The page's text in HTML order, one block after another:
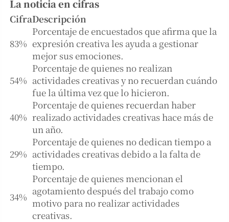
La noticia en cifras
CifraDescripción
83%
Porcentaje de encuestados que afirma que la
expresión creativa les ayuda a gestionar
mejor sus emociones.
54%
Porcentaje de quienes no realizan
actividades creativas y no recuerdan cuándo
fue la última vez que lo hicieron.
40%
Porcentaje de quienes recuerdan haber
realizado actividades creativas hace más de
un año.
29%
Porcentaje de quienes no dedican tiempo a
actividades creativas debido a la falta de
tiempo.
34%
Porcentaje de quienes mencionan el
agotamiento después del trabajo como
motivo para no realizar actividades
creativas.